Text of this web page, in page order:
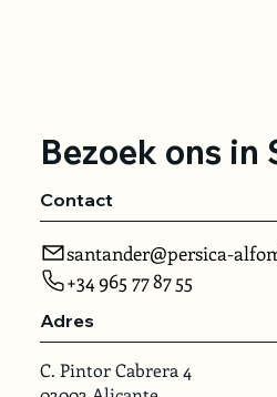
Bezoek ons in
Adres
C. Pintor Cabrera 4
Contact
santander@persica-
+34 965 77 87 55